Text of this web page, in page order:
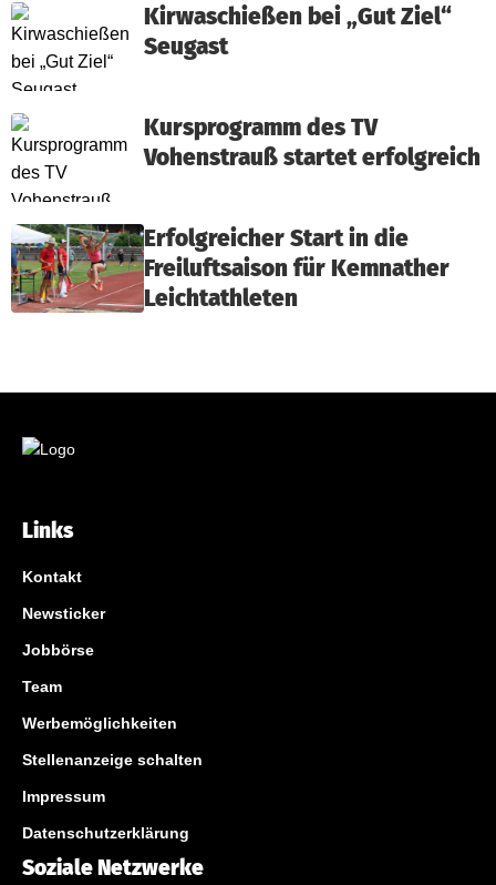
Kirwaschießen bei „Gut Ziel“
Seugast
Kursprogramm des TV
Vohenstrauß startet erfolgreich
Erfolgreicher Start in die
Freiluftsaison für Kemnather
Leichtathleten
Links
Kontakt
Newsticker
Jobbörse
Team
Werbemöglichkeiten
Stellenanzeige schalten
Impressum
Datenschutzerklärung
Soziale Netzwerke